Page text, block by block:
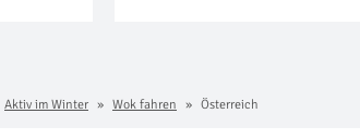
Aktiv im Winter Wok fahren Österreich